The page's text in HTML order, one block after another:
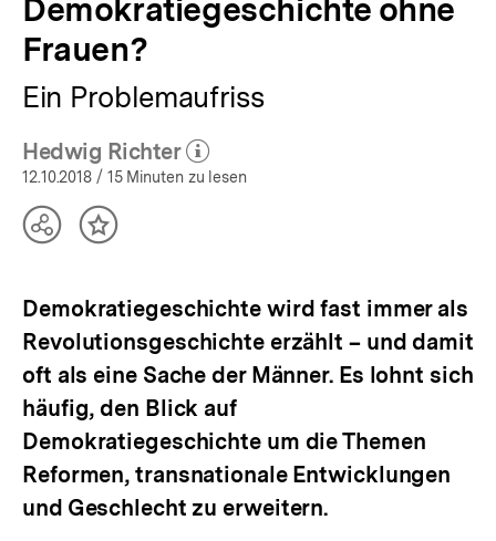
Demokratiegeschichte ohne
Frauen?
Ein Problemaufriss
Hedwig Richter
(Mehr zum Autor)
öffnen
12.10.2018 / 15 Minuten zu lesen
TeilenInhalt
Demokratiegeschichte wird fast immer als
Revolutionsgeschichte erzählt – und damit
oft als eine Sache der Männer. Es lohnt sich
häufig, den Blick auf
Demokratiegeschichte um die Themen
Reformen, transnationale Entwicklungen
und Geschlecht zu erweitern.